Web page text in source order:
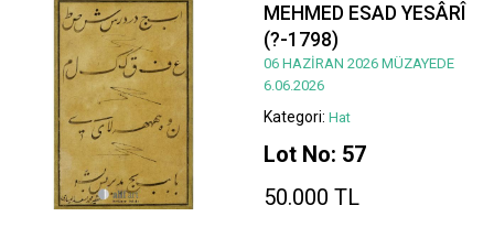
MEHMED ESAD YESÂRÎ
(?-1798)
06 HAZİRAN 2026 MÜZAYEDE
6.06.2026
Kategori: Hat
Lot No: 57
50.000 TL